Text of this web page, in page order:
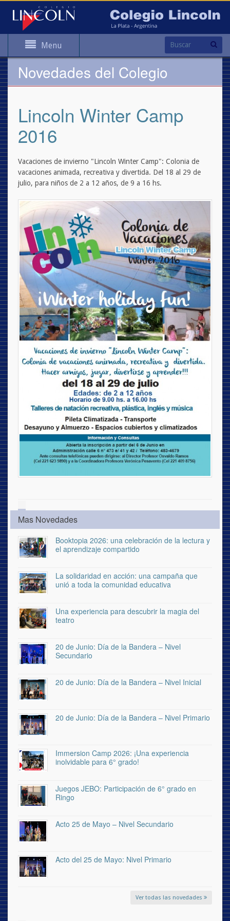
Menu
Novedades del Colegio
Lincoln Winter Camp
2016
Vacaciones de invierno "Lincoln Winter Camp": Colonia de
vacaciones animada, recreativa y divertida. Del 18 al 29 de
julio, para niños de 2 a 12 años, de 9 a 16 hs.
Mas Novedades
Booktopia 2026: una celebración de la lectura y
el aprendizaje compartido
La solidaridad en acción: una campaña que
unió a toda la comunidad educativa
Una experiencia para descubrir la magia del
teatro
20 de Junio: Día de la Bandera – Nivel
Secundario
20 de Junio: Día de la Bandera – Nivel Inicial
20 de Junio: Día de la Bandera – Nivel Primario
Immersion Camp 2026: ¡Una experiencia
inolvidable para 6° grado!
Juegos JEBO: Participación de 6° grado en
Ringo
Acto 25 de Mayo – Nivel Secundario
Acto del 25 de Mayo: Nivel Primario
Ver todas las novedades